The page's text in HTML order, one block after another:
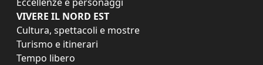
VIVERE IL NORD EST
Cultura, spettacoli e mostre
Turismo e itinerari
Tempo libero